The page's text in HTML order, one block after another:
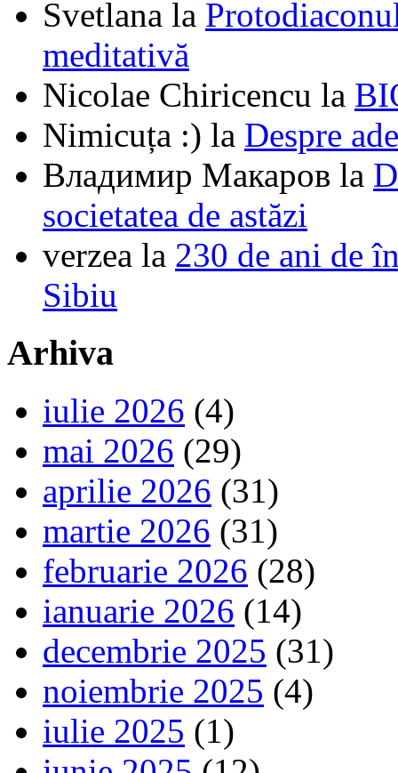
Svetlana la
meditativă
Nicolae Chiricencu la
Nimicuța :) la Despre
Владимир Макаров la
societatea de astăzi
verzea la 230 de ani de
Sibiu
Arhiva
iulie 2026 (4)
mai 2026 (29)
aprilie 2026 (31)
martie 2026 (31)
februarie 2026 (28)
ianuarie 2026 (14)
decembrie 2025 (31)
noiembrie 2025 (4)
iulie 2025 (1)